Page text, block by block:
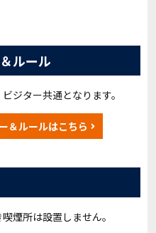
ルール
ジター共通となります。
＆ルールはこちら
煙所は設置しません。